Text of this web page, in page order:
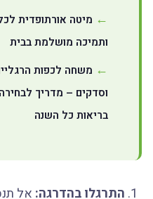
מיטה אורתופדית
ותמיכה מושלמת בבית
משחה לכפות
וסדקים – מדריך
בריאות כל השנה
התרגלו בהדרגה:אל